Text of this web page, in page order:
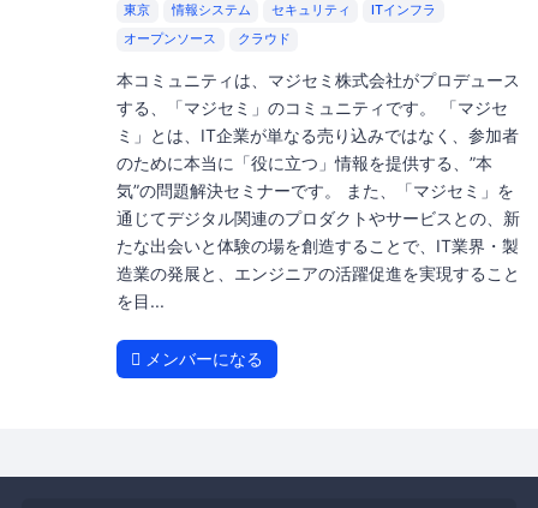
東京 情報システム セキュリティ
ITインフラ
オープンソース
クラウド
本コミュニティは、マジセミ株式会社がプロデュース
する、「マジセミ」のコミュニティです。 「マジセ
ミ」とは、IT企業が単なる売り込みではなく、参加者
のために本当に「役に立つ」情報を提供する、”本
気”の問題解決セミナーです。 また、「マジセミ」を
通じてデジタル関連のプロダクトやサービスとの、新
たな出会いと体験の場を創造することで、IT業界・製
造業の発展と、エンジニアの活躍促進を実現すること
を目...
メンバーになる